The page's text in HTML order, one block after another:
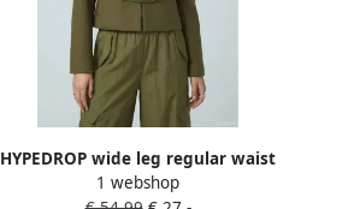
HYPEDROP wide leg regular waist
cargobroek groen gebreid
1 webshop